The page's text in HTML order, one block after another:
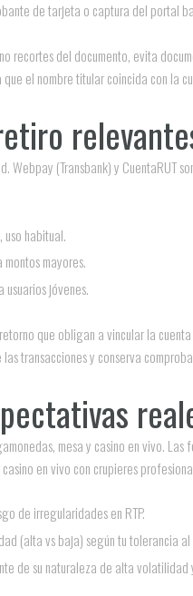
de tarjeta o captura del portal
recortes del documento, evita
el nombre titular coincida con la
Webpay (Transbank) y CuentaRUT
habitual.
mayores.
jóvenes.
que obligan a vincular la
transacciones y conserva
mesa y casino en vivo.
en vivo con crupieres
de irregularidades en RTP.
(alta vs baja) según tu tolerancia
de su naturaleza de alta